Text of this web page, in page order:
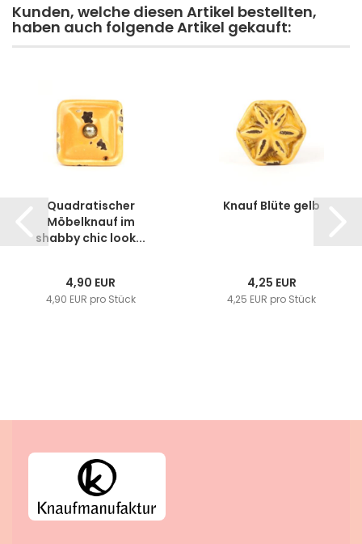
Kunden, welche diesen Artikel bestellten,
haben auch folgende Artikel gekauft:
Quadratischer
Möbelknauf im
shabby chic look...
4,90 EUR
4,90 EUR pro Stück
Knauf Blüte gelb
4,25 EUR
4,25 EUR pro Stück